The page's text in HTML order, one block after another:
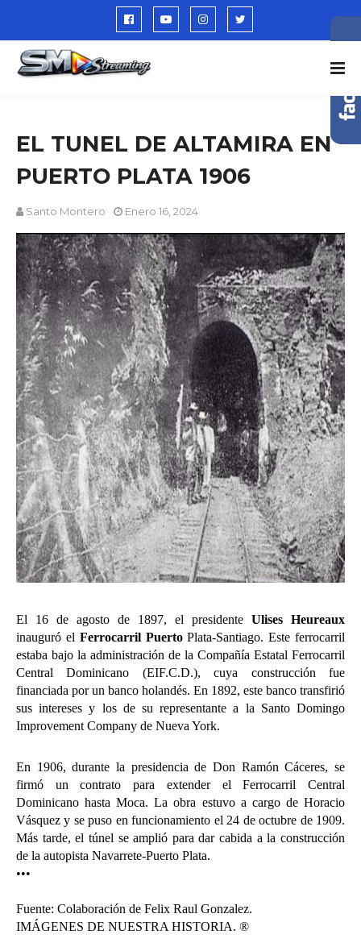
EL TUNEL DE ALTAMIRA EN
PUERTO PLATA 1906
Santo Montero Enero 16, 2024
El 16 de agosto de 1897, el presidente Ulises Heureaux
inauguró el Ferrocarril PuertoPlata-Santiago. Este ferrocarril
estaba bajo la administración de la Compañía Estatal Ferrocarril
Central Dominicano (EIF.C.D.), cuya construcción fue
financiada por un banco holandés. En 1892, este banco transfirió
sus intereses y los de su representante a la Santo Domingo
Improvement Company de Nueva York.
En 1906, durante la presidencia de Don RamónCáceres, se
firmó un contrato para extender el Ferrocarril Central
Dominicano hasta Moca. La obra estuvo a cargo de Horacio
Vásquez y se puso en funcionamiento el 24 de octubre de 1909.
Más tarde, el túnel se amplió para dar cabida a la construcción
de la autopista Navarrete-Puerto Plata.
•••
Fuente: Colaboración de Felix Raul Gonzalez.
IMÁGENES DE NUESTRA HISTORIA. ®